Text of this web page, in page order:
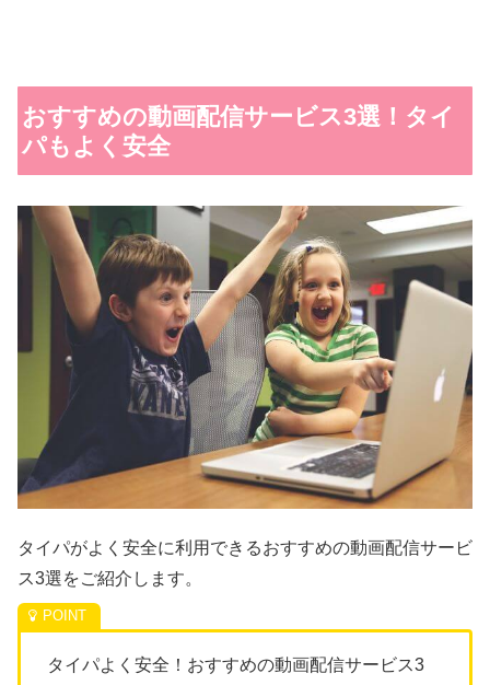
おすすめの動画配信サービス3選！タイ
パもよく安全
タイパがよく安全に利用できるおすすめの動画配信サービ
ス3選をご紹介します。
タイパよく安全！ おすすめの動画配信サービス3